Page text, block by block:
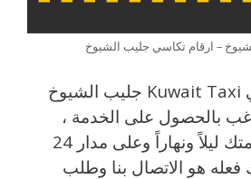
أرقام كويت تاكسي Kuwait Taxi جليب الشيوخ
بالحصول على الخدمة ،
وعلى استعداد لخدمتك ليلاً ونهاراً وعلى مدار 24
هو الاتصال بنا وطلب